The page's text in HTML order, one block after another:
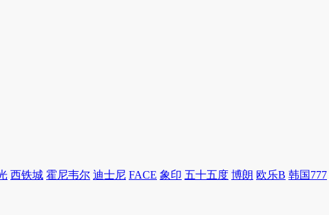
西铁城 霍尼韦尔 迪士尼 FACE 象印 五十五度 博朗 欧乐B 韩国777